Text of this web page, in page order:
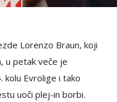
Lorenzo Braun, koji
u petak veče je
kolu Evrolige i tako
uoči plej-in borbi.